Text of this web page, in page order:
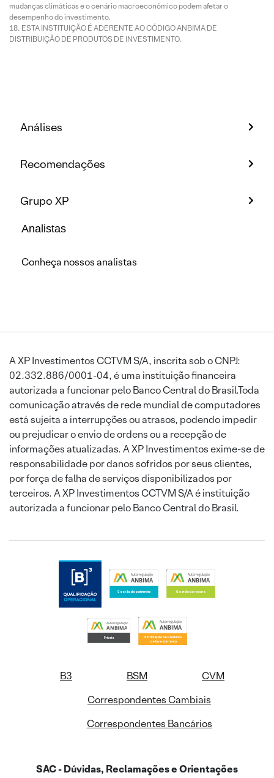
mudanças climáticas e o cenário macroeconômico podem afetar o
desempenho do investimento.
ESTA INSTITUIÇÃO É ADERENTE AO CÓDIGO ANBIMA DE
DISTRIBUIÇÃO DE PRODUTOS DE INVESTIMENTO.
Análises
Recomendações
Grupo XP
Analistas
Conheça nossos analistas
A XP Investimentos CCTVM S/A, inscrita sob o CNPJ:
02.332.886/0001-04, é uma instituição financeira
autorizada a funcionar pelo Banco Central do Brasil.Toda
comunicação através de rede mundial de computadores
está sujeita a interrupções ou atrasos, podendo impedir
ou prejudicar o envio de ordens ou a recepção de
informações atualizadas. A XP Investimentos exime-se de
responsabilidade por danos sofridos por seus clientes,
por força de falha de serviços disponibilizados por
terceiros. A XP Investimentos CCTVM S/A é instituição
autorizada a funcionar pelo Banco Central do Brasil.
B3 BSM
CVM
Correspondentes Cambiais
Correspondentes Bancários
SAC - Dúvidas, Reclamações e Orientações